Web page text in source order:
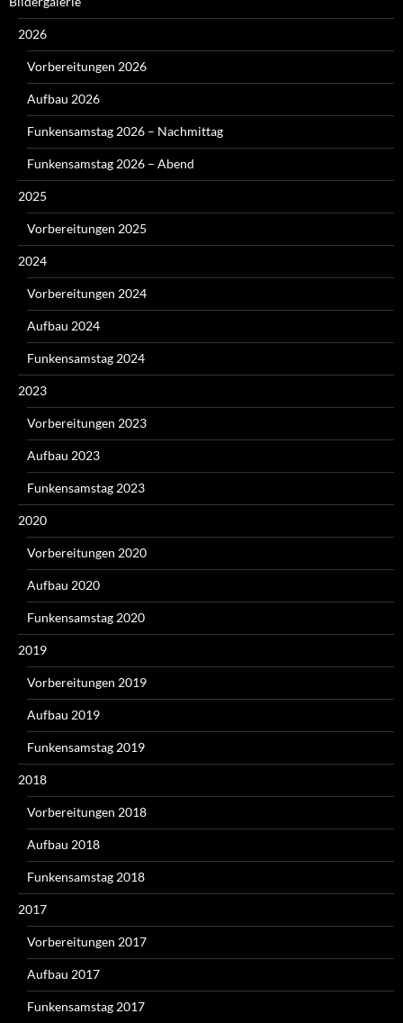
2026
Vorbereitungen 2026
Aufbau 2026
Funkensamstag 2026 – Nachmittag
Funkensamstag 2026 – Abend
2025
Vorbereitungen 2025
2024
Vorbereitungen 2024
Aufbau 2024
Funkensamstag 2024
2023
Vorbereitungen 2023
Aufbau 2023
Funkensamstag 2023
2020
Vorbereitungen 2020
Aufbau 2020
Funkensamstag 2020
2019
Vorbereitungen 2019
Aufbau 2019
Funkensamstag 2019
2018
Vorbereitungen 2018
Aufbau 2018
Funkensamstag 2018
2017
Vorbereitungen 2017
Aufbau 2017
Funkensamstag 2017